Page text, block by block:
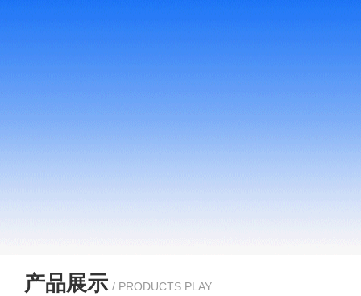
产品展示 / PRODUCTS PLAY